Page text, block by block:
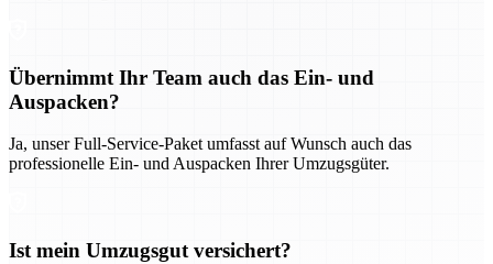
Übernimmt Ihr Team auch das Ein- und
Auspacken?
Ja, unser Full-Service-Paket umfasst auf Wunsch auch das
professionelle Ein- und Auspacken Ihrer Umzugsgüter.
Ist mein Umzugsgut versichert?